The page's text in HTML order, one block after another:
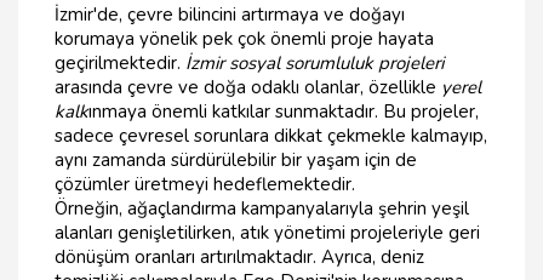
İzmir'de, çevre bilincini artırmaya ve doğayı
korumaya yönelik pek çok önemli proje hayata
geçirilmektedir. İzmir sosyal sorumluluk projeleri
arasında çevre ve doğa odaklı olanlar, özellikle yerel
kalkınmaya önemli katkılar sunmaktadır. Bu projeler,
sadece çevresel sorunlara dikkat çekmekle kalmayıp,
aynı zamanda sürdürülebilir bir yaşam için de
çözümler üretmeyi hedeflemektedir.
Örneğin, ağaçlandırma kampanyalarıyla şehrin yeşil
alanları genişletilirken, atık yönetimi projeleriyle geri
dönüşüm oranları artırılmaktadır. Ayrıca, deniz